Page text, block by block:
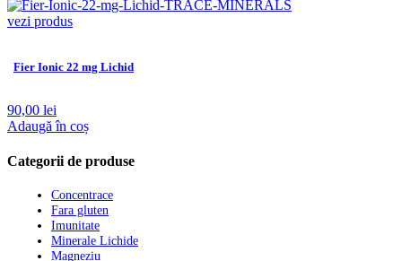
vezi produs
Fier Ionic 22 mg Lichid
90,00 lei
Adaugă în coș
Categorii de produse
Concentrace
Fara gluten
Imunitate
Minerale Lichide
Magneziu